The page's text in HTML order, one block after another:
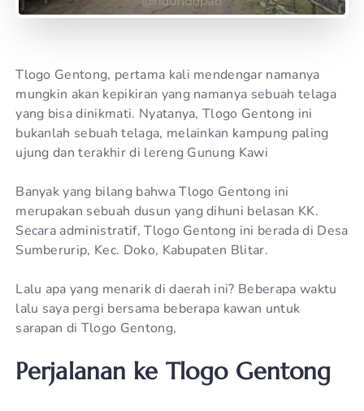
Tlogo Gentong, pertama kali mendengar namanya
mungkin akan kepikiran yang namanya sebuah telaga
yang bisa dinikmati. Nyatanya, Tlogo Gentong ini
bukanlah sebuah telaga, melainkan kampung paling
ujung dan terakhir di lereng Gunung Kawi
Banyak yang bilang bahwa Tlogo Gentong ini
merupakan sebuah dusun yang dihuni belasan KK.
Secara administratif, Tlogo Gentong ini berada di Desa
Sumberurip, Kec. Doko, Kabupaten Blitar.
Lalu apa yang menarik di daerah ini? Beberapa waktu
lalu saya pergi bersama beberapa kawan untuk
sarapan di Tlogo Gentong,
Perjalanan ke Tlogo Gentong